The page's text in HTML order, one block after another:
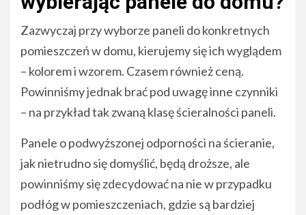
Zazwyczaj przy wyborze paneli do konkretnych
pomieszczeń w domu, kierujemy się ich wyglądem
– kolorem i wzorem. Czasem również ceną.
Powinniśmy jednak brać pod uwagę inne czynniki
– na przykład tak zwaną klasę ścieralności paneli.
Panele o podwyższonej odporności na ścieranie,
jak nietrudno się domyślić, będą droższe, ale
powinniśmy się zdecydować na nie w przypadku
podłóg w pomieszczeniach, gdzie są bardziej